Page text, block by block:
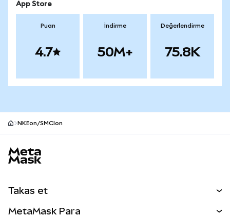
App Store
Puan
4.7
İndirme
50M+
Değerlendirme
75.8K
NKEon/SMCIon
Takas et
MetaMask Para